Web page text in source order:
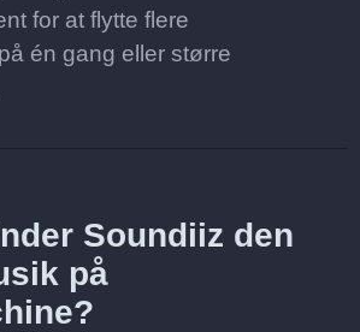
for at flytte flere
én gang eller større
Soundiiz den
på